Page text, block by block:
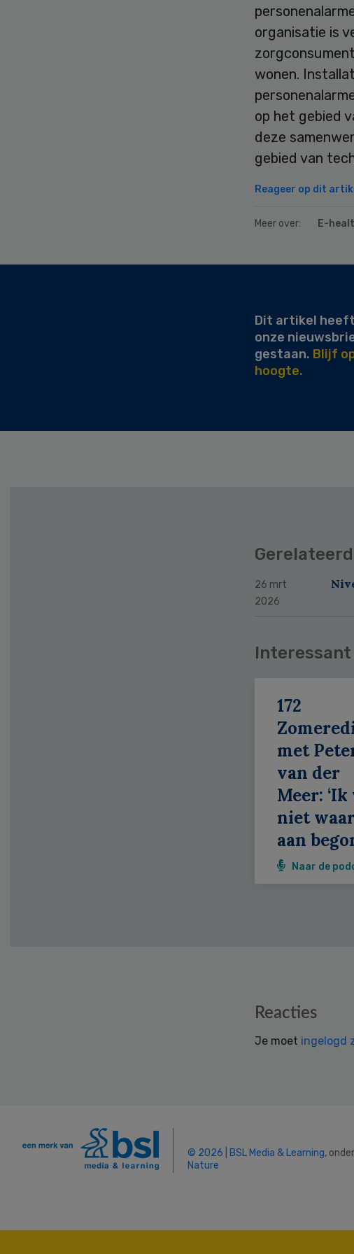
organisatie is
wonen.
op het gebied
deze
gebied van
Reageer op dit
Meer over: E-
Dit artikel
onze
gestaan. Blijf
hoogte.
26 mrt
2026
Interessant
172
met
van der
Meer:
niet
aan
Naar de
Reacties
Je moet ingelogd
© 2026 | BSL Media & Learning,
Nature